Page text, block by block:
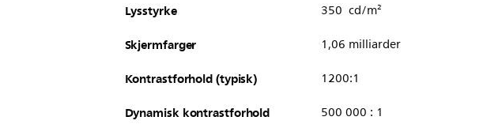
Lysstyrke 350 cd/m²
Skjermfarger 1,06 milliarder
Kontrastforhold (typisk) 1200:1
Dynamisk kontrastforhold 500 000 : 1